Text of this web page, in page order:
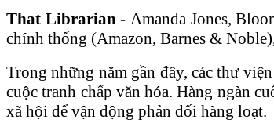
That Librarian - Amanda Jones,
chính thống (Amazon, Barnes &
Trong những năm gần đây, các thư
cuộc tranh chấp văn hóa. Hàng ngàn
xã hội để vận động phản đối hàng loạt.